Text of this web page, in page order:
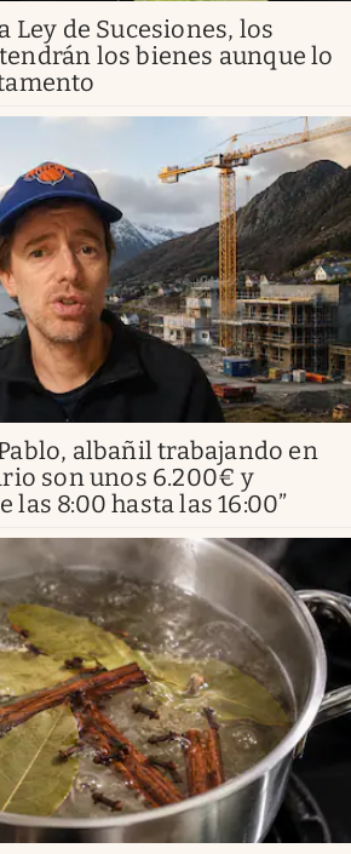
Ley de Sucesiones, los
los bienes aunque lo
albañil trabajando en
son unos 6.200€ y
las 8:00 hasta las 16:00”